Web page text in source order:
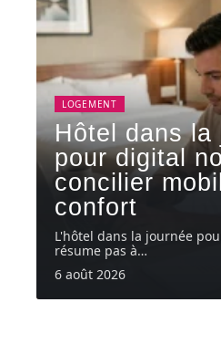
LOGEMENT
Hôtel dans la
pour digital
concilier
confort
L'hôtel dans la journée
résume pas à…
6 août 2026